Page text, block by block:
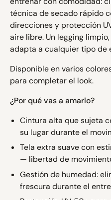
técnica de secado rápido
direcciones y protección
aire libre. Un legging
adapta a cualquier tipo de
Disponible en varios
para completar el look.
¿Por qué vas a amarlo?
Cintura alta que sujeta
su lugar durante el
Tela extra suave con
— libertad de
Gestión de humedad:
frescura durante el